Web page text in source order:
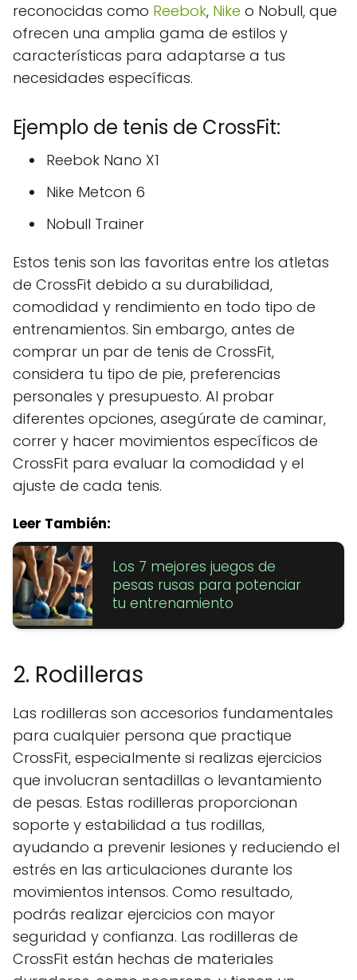
reconocidas como Reebok, Nike o Nobull, que
ofrecen una amplia gama de estilos y
características para adaptarse a tus
necesidades específicas.
Ejemplo de tenis de CrossFit:
Reebok Nano X1
Nike Metcon 6
Nobull Trainer
Estos tenis son las favoritas entre los atletas
de CrossFit debido a su durabilidad,
comodidad y rendimiento en todo tipo de
entrenamientos. Sin embargo, antes de
comprar un par de tenis de CrossFit,
considera tu tipo de pie, preferencias
personales y presupuesto. Al probar
diferentes opciones, asegúrate de caminar,
correr y hacer movimientos específicos de
CrossFit para evaluar la comodidad y el
ajuste de cada tenis.
Leer También:
Los 7 mejores juegos de
pesas rusas para potenciar
tu entrenamiento
2. Rodilleras
Las rodilleras son accesorios fundamentales
para cualquier persona que practique
CrossFit, especialmente si realizas ejercicios
que involucran sentadillas o levantamiento
de pesas. Estas rodilleras proporcionan
soporte y estabilidad a tus rodillas,
ayudando a prevenir lesiones y reduciendo el
estrés en las articulaciones durante los
movimientos intensos. Como resultado,
podrás realizar ejercicios con mayor
seguridad y confianza. Las rodilleras de
CrossFit están hechas de materiales